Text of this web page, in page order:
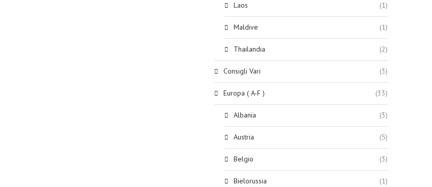
Laos (1)
Maldive (1)
Thailandia (2)
Consigli Vari (3)
Europa ( A-F ) (33)
Albania (3)
Austria (5)
Belgio (3)
Bielorussia (1)